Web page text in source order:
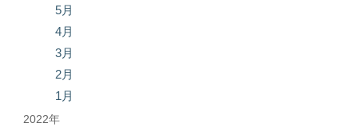
5月
4月
3月
2月
1月
2022年